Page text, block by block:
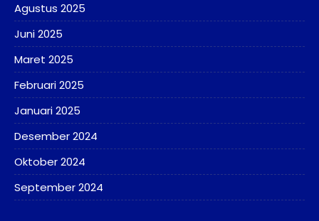
Agustus 2025
Juni 2025
Maret 2025
Februari 2025
Januari 2025
Desember 2024
Oktober 2024
September 2024